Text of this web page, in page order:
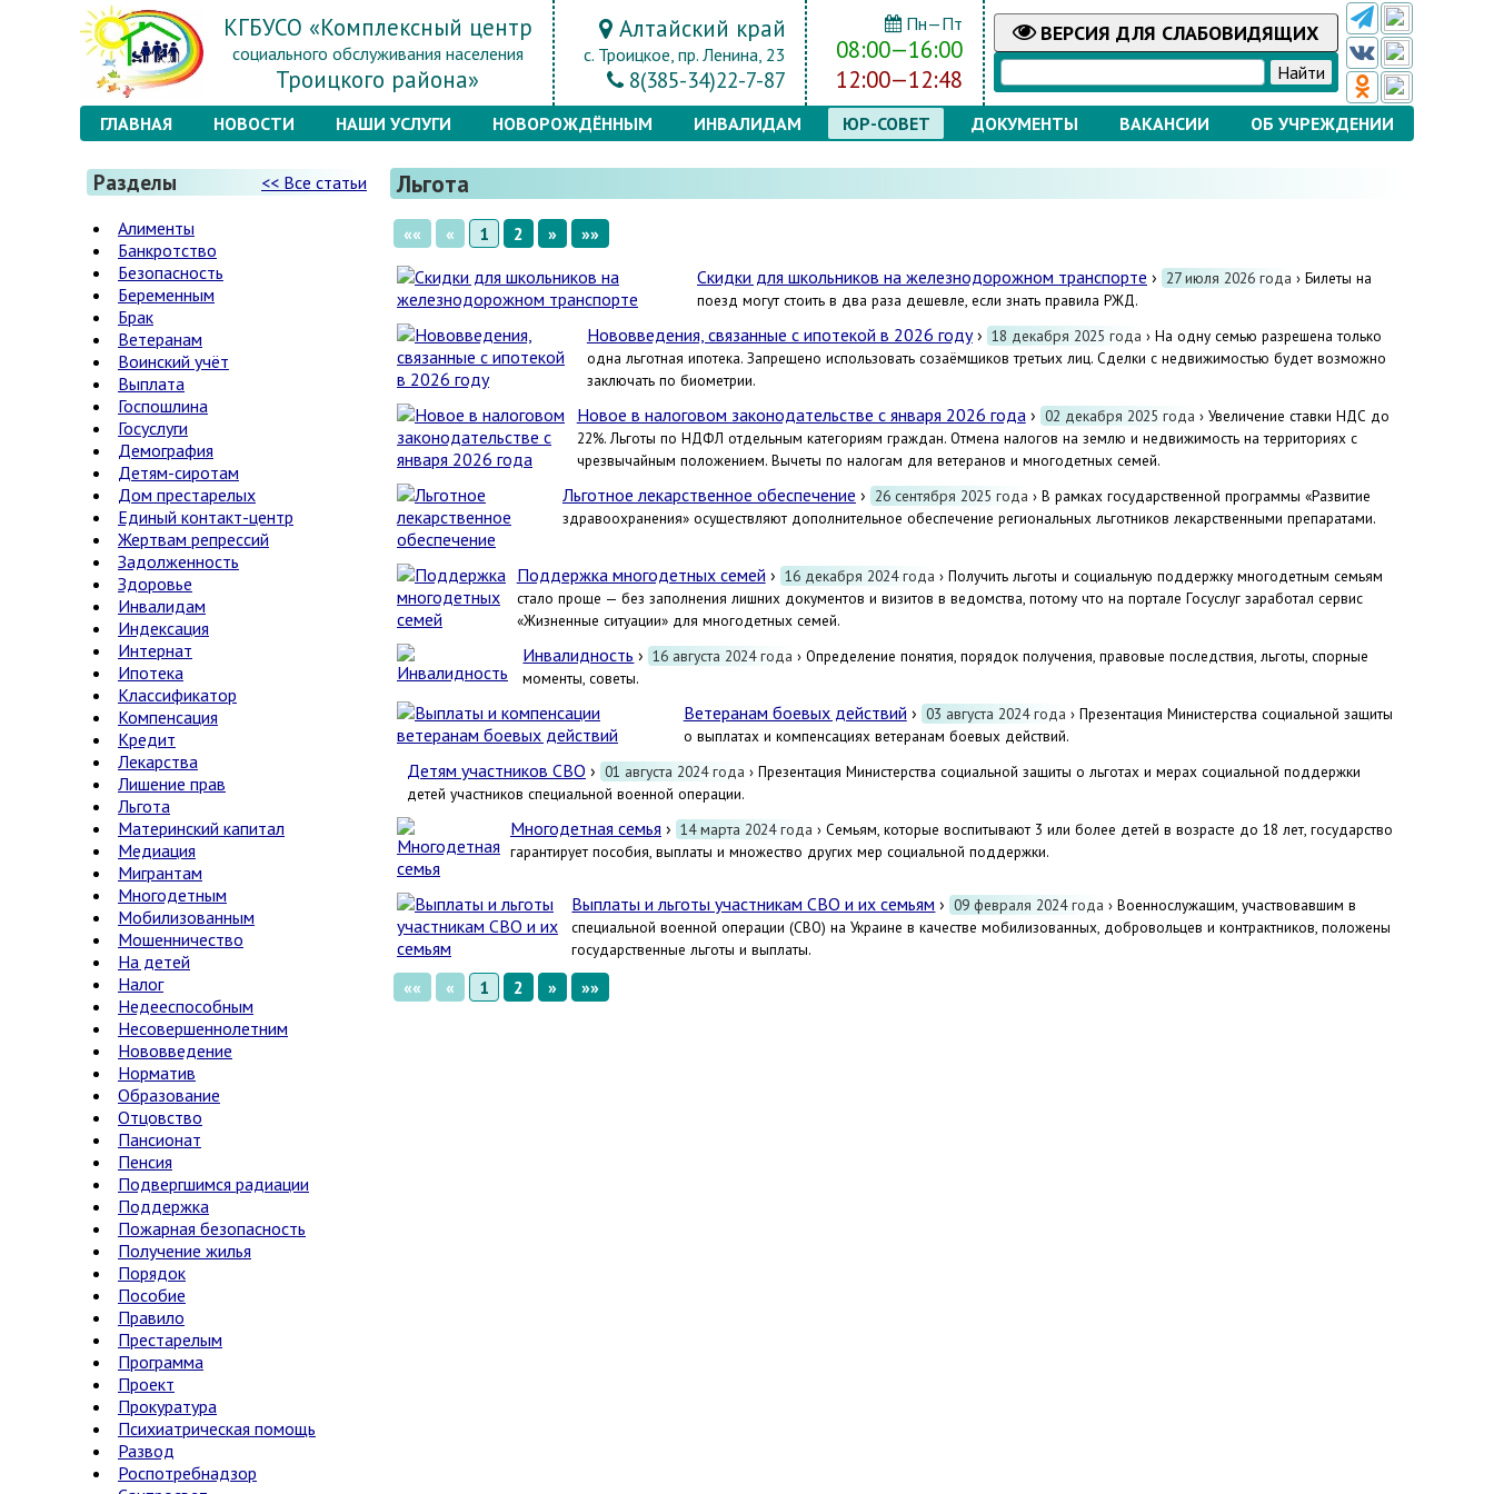
КГБУСО «Комплексный центр
социального обслуживания населения
Троицкого района»
Алтайский край
с. Троицкое, пр. Ленина, 23
8(385-34)22-7-87
Пн—Пт
08:00—16:00
12:00—12:48
ВЕРСИЯ ДЛЯ СЛАБОВИДЯЩИХ
ГЛАВНАЯ НОВОСТИ НАШИ УСЛУГИ НОВОРОЖДЁННЫМ ИНВАЛИДАМ ЮР-СОВЕТ ДОКУМЕНТЫ ВАКАНСИИ ОБ УЧРЕЖДЕНИИ
Разделы << Все статьи
Алименты
Банкротство
Безопасность
Беременным
Брак
Ветеранам
Воинский учёт
Выплата
Госпошлина
Госуслуги
Демография
Детям-сиротам
Дом престарелых
Единый контакт-центр
Жертвам репрессий
Задолженность
Здоровье
Инвалидам
Индексация
Интернат
Ипотека
Классификатор
Компенсация
Кредит
Лекарства
Лишение прав
Льгота
Материнский капитал
Медиация
Мигрантам
Многодетным
Мобилизованным
Мошенничество
На детей
Налог
Недееспособным
Несовершеннолетним
Нововведение
Норматив
Образование
Отцовство
Пансионат
Пенсия
Подвергшимся радиации
Поддержка
Пожарная безопасность
Получение жилья
Порядок
Пособие
Правило
Престарелым
Программа
Проект
Прокуратура
Психиатрическая помощь
Развод
Роспотребнадзор
Льгота
«« « 1 2 »
»»
Скидки для школьников на железнодорожном транспорте › 27 июля 2026 года › Билеты на
поезд могут стоить в два раза дешевле, если знать правила РЖД.
Нововведения, связанные с ипотекой в 2026 году› 18 декабря 2025 года › На одну семью разрешена только
одна льготная ипотека. Запрещено использовать созаёмщиков третьих лиц. Сделки с недвижимостью будет возможно
заключать по биометрии.
Новое в налоговом законодательстве с января 2026 года › 02 декабря 2025 года › Увеличение ставки НДС до
22%. Льготы по НДФЛ отдельным категориям граждан. Отмена налогов на землю и недвижимость на территориях с
чрезвычайным положением. Вычеты по налогам для ветеранов и многодетных семей.
Льготное лекарственное обеспечение › 26 сентября 2025 года › В рамках государственной программы «Развитие
здравоохранения» осуществляют дополнительное обеспечение региональных льготников лекарственными препаратами.
Поддержка многодетных семей › 16 декабря 2024 года › Получить льготы и социальную поддержку многодетным семьям
стало проще — без заполнения лишних документов и визитов в ведомства, потому что на портале Госуслуг заработал сервис
«Жизненные ситуации» для многодетных семей.
Инвалидность › 16 августа 2024 года › Определение понятия, порядок получения, правовые последствия, льготы, спорные
моменты, советы.
Ветеранам боевых действий › 03 августа 2024 года › Презентация Министерства социальной защиты
о выплатах и компенсациях ветеранам боевых действий.
Детям участников СВО › 01 августа 2024 года › Презентация Министерства социальной защиты о льготах и мерах социальной поддержки
детей участников специальной военной операции.
Многодетная семья › 14 марта 2024 года › Семьям, которые воспитывают 3 или более детей в возрасте до 18 лет, государство
гарантирует пособия, выплаты и множество других мер социальной поддержки.
Выплаты и льготы участникам СВО и их семьям › 09 февраля 2024 года › Военнослужащим, участвовавшим в
специальной военной операции (СВО) на Украине в качестве мобилизованных, добровольцев и контрактников, положены
государственные льготы и выплаты.
«« « 1 2 » »»